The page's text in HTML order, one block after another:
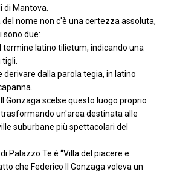
di Mantova.
nome non c'è una certezza assoluta,
sono due:
termine latino tilietum, indicando una
derivare dalla parola tegia, in latino
Gonzaga scelse questo luogo proprio
un'area destinata alle
suburbane più spettacolari del
Palazzo Te è “Villa del piacere e
che Federico II Gonzaga voleva un